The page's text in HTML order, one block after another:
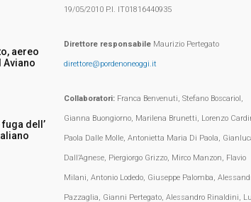
aereo
Aviano
dell’
19/05/2010 P.I. IT01816440935
Direttore responsabileMaurizio Pertegato
direttore@pordenoneoggi.it
Collaboratori:Franca Benvenuti, Stefano Boscariol,
Gianna Buongiorno, Marilena Brunetti, Lorenzo
Paola Dalle Molle, Antonietta Maria Di Paola,
Dall’Agnese, Piergiorgo Grizzo, Mirco Manzon, Flavio
Milani, Antonio Lodedo, Giuseppe Palomba,
Pazzaglia, Gianni Pertegato, Alessandro Rinaldini,